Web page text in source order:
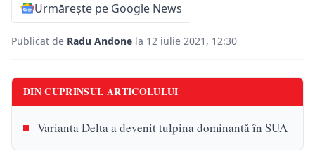
Urmărește pe Google News
Publicat de Radu Andone la 12 iulie 2021, 12:30
DIN CUPRINSUL ARTICOLULUI
Varianta Delta a devenit tulpina dominantă în SUA